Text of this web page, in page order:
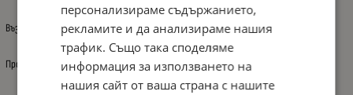
Възможно е снимката да не отговаря на описанието.
Произход: Полша
персонализираме съдържанието,
рекламите и да анализираме нашия
трафик. Също така споделяме
информация за използването на
нашия сайт от ваша страна с нашите